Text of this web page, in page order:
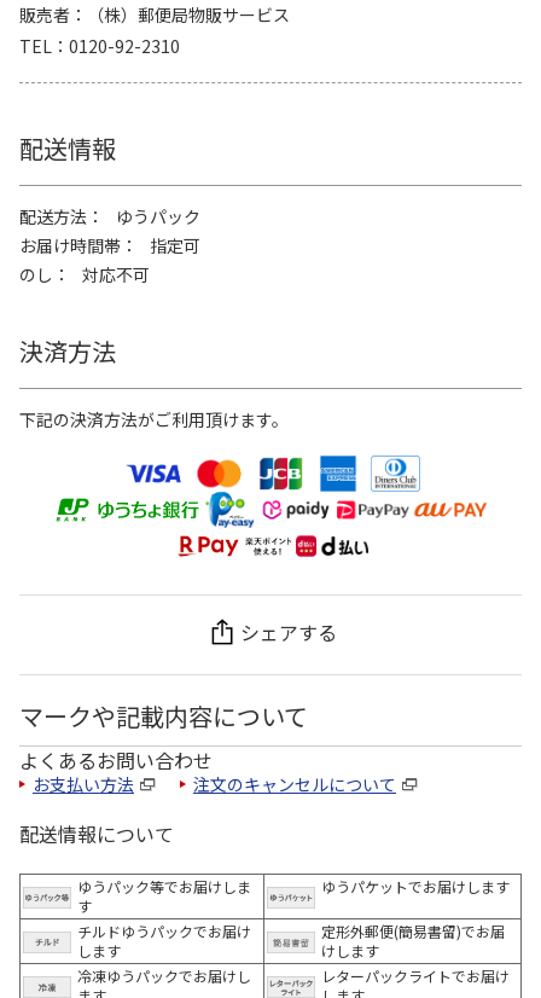
販売者
（株）郵便局物販サービス
TEL
0120-92-2310
配送情報
配送方法
ゆうパック
お届け時間帯
指定可
のし
対応不可
決済方法
下記の決済方法がご利用頂けます。
シェアする
マークや記載内容について
よくあるお問い合わせ
お支払い方法 注文のキャンセルについて
配送情報について
ゆうパック等でお届けしま
す
ゆうパケットでお届けします
チルドゆうパックでお届け
します
定形外郵便(簡易書留)でお届
けします
冷凍ゆうパックでお届けし
レターパックライトでお届け